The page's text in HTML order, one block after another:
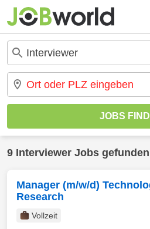
9 Interviewer Jobs gefunden
Manager (m/w/d)
Research
Vollzeit